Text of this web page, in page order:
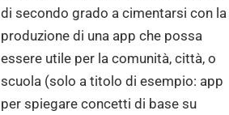
di secondo grado a cimentarsi con la
produzione di una app che possa
essere utile per la comunità, città, o
scuola (solo a titolo di esempio: app
per spiegare concetti di base su